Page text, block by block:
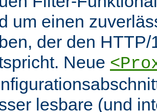
um einen
der den
Neue
lesbare (und